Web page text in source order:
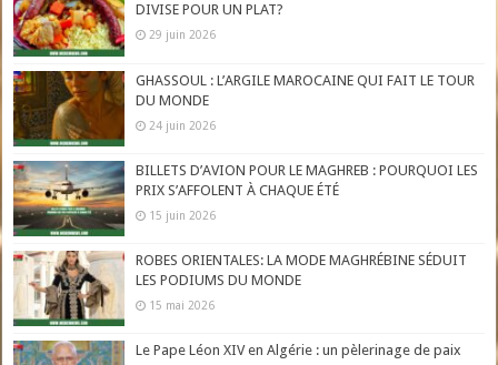
DIVISE POUR UN PLAT?
29 juin 2026
GHASSOUL : L’ARGILE MAROCAINE QUI FAIT LE TOUR
DU MONDE
24 juin 2026
BILLETS D’AVION POUR LE MAGHREB : POURQUOI LES
PRIX S’AFFOLENT À CHAQUE ÉTÉ
15 juin 2026
ROBES ORIENTALES: LA MODE MAGHRÉBINE SÉDUIT
LES PODIUMS DU MONDE
15 mai 2026
Le Pape Léon XIV en Algérie : un pèlerinage de paix